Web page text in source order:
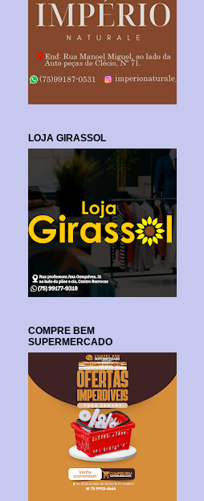
LOJA GIRASSOL
COMPRE BEM
SUPERMERCADO